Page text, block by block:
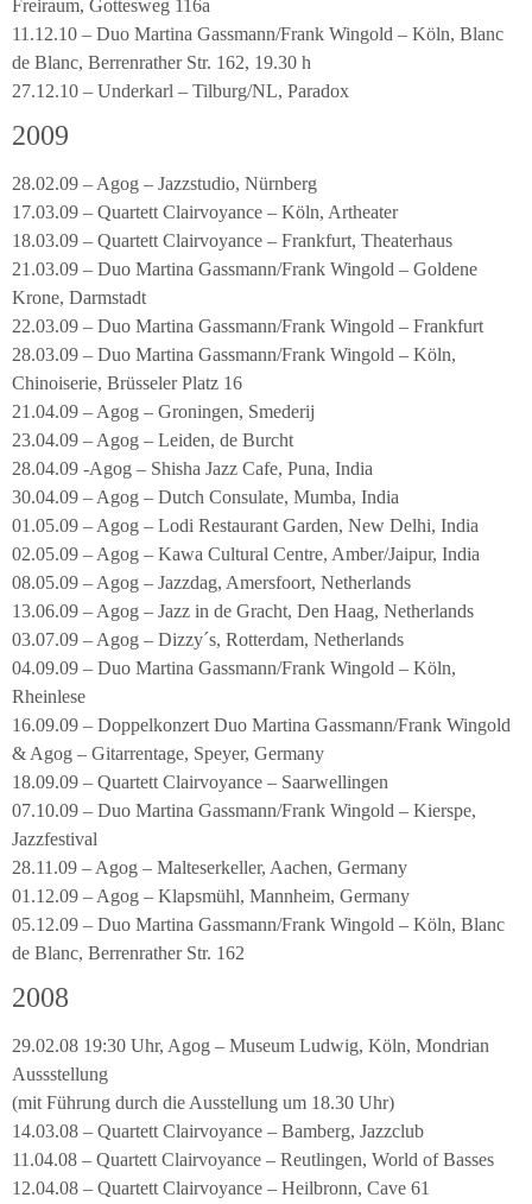
Freiraum, Gottesweg 116a
11.12.10 – Duo Martina Gassmann/Frank Wingold – Köln, Blanc
de Blanc, Berrenrather Str. 162, 19.30 h
27.12.10 – Underkarl – Tilburg/NL, Paradox
2009
28.02.09 – Agog – Jazzstudio, Nürnberg
17.03.09 – Quartett Clairvoyance – Köln, Artheater
18.03.09 – Quartett Clairvoyance – Frankfurt, Theaterhaus
21.03.09 – Duo Martina Gassmann/Frank Wingold – Goldene
Krone, Darmstadt
22.03.09 – Duo Martina Gassmann/Frank Wingold – Frankfurt
28.03.09 – Duo Martina Gassmann/Frank Wingold – Köln,
Chinoiserie, Brüsseler Platz 16
21.04.09 – Agog – Groningen, Smederij
23.04.09 – Agog – Leiden, de Burcht
28.04.09 -Agog – Shisha Jazz Cafe, Puna, India
30.04.09 – Agog – Dutch Consulate, Mumba, India
01.05.09 – Agog – Lodi Restaurant Garden, New Delhi, India
02.05.09 – Agog – Kawa Cultural Centre, Amber/Jaipur, India
08.05.09 – Agog – Jazzdag, Amersfoort, Netherlands
13.06.09 – Agog – Jazz in de Gracht, Den Haag, Netherlands
03.07.09 – Agog – Dizzy´s, Rotterdam, Netherlands
04.09.09 – Duo Martina Gassmann/Frank Wingold – Köln,
Rheinlese
16.09.09 – Doppelkonzert Duo Martina Gassmann/Frank Wingold
& Agog – Gitarrentage, Speyer, Germany
18.09.09 – Quartett Clairvoyance – Saarwellingen
07.10.09 – Duo Martina Gassmann/Frank Wingold – Kierspe,
Jazzfestival
28.11.09 – Agog – Malteserkeller, Aachen, Germany
01.12.09 – Agog – Klapsmühl, Mannheim, Germany
05.12.09 – Duo Martina Gassmann/Frank Wingold – Köln, Blanc
de Blanc, Berrenrather Str. 162
2008
29.02.08 19:30 Uhr, Agog – Museum Ludwig, Köln, Mondrian
Aussstellung
(mit Führung durch die Ausstellung um 18.30 Uhr)
14.03.08 – Quartett Clairvoyance – Bamberg, Jazzclub
11.04.08 – Quartett Clairvoyance – Reutlingen, World of Basses
12.04.08 – Quartett Clairvoyance – Heilbronn, Cave 61